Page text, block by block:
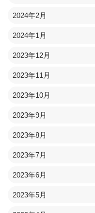
2024年2月
2024年1月
2023年12月
2023年11月
2023年10月
2023年9月
2023年8月
2023年7月
2023年6月
2023年5月